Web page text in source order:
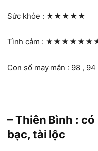
Sức khỏe : ★★★★★
Tình cảm :
Con số may mắn : 98 , 94
– Thiên Bình :
bạc, tài lộc